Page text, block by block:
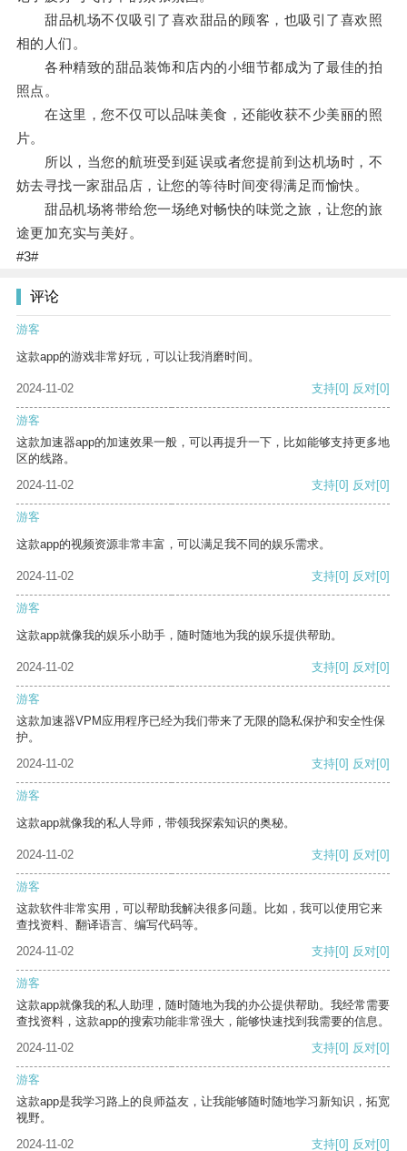
甜品机场不仅吸引了喜欢甜品的顾客，也吸引了喜欢照
相的人们。
各种精致的甜品装饰和店内的小细节都成为了最佳的拍
照点。
在这里，您不仅可以品味美食，还能收获不少美丽的照
片。
所以，当您的航班受到延误或者您提前到达机场时，不
妨去寻找一家甜品店，让您的等待时间变得满足而愉快。
甜品机场将带给您一场绝对畅快的味觉之旅，让您的旅
途更加充实与美好。
#3#
评论
游客
这款app的游戏非常好玩，可以让我消磨时间。
2024-11-02 支持[0] 反对[0]
游客
这款加速器app的加速效果一般，可以再提升一下，比如能够支持更多地
区的线路。
2024-11-02
支持[0] 反对[0]
游客
这款app的视频资源非常丰富，可以满足我不同的娱乐需求。
2024-11-02 支持[0] 反对[0]
游客
这款app就像我的娱乐小助手，随时随地为我的娱乐提供帮助。
2024-11-02 支持[0] 反对[0]
游客
这款加速器VPM应用程序已经为我们带来了无限的隐私保护和安全性保
护。
2024-11-02
支持[0] 反对[0]
游客
这款app就像我的私人导师，带领我探索知识的奥秘。
2024-11-02 支持[0] 反对[0]
游客
这款软件非常实用，可以帮助我解决很多问题。比如，我可以使用它来
查找资料、翻译语言、编写代码等。
2024-11-02
支持[0] 反对[0]
游客
这款app就像我的私人助理，随时随地为我的办公提供帮助。我经常需要
查找资料，这款app的搜索功能非常强大，能够快速找到我需要的信息。
2024-11-02
支持[0] 反对[0]
游客
这款app是我学习路上的良师益友，让我能够随时随地学习新知识，拓宽
视野。
2024-11-02
支持[0] 反对[0]